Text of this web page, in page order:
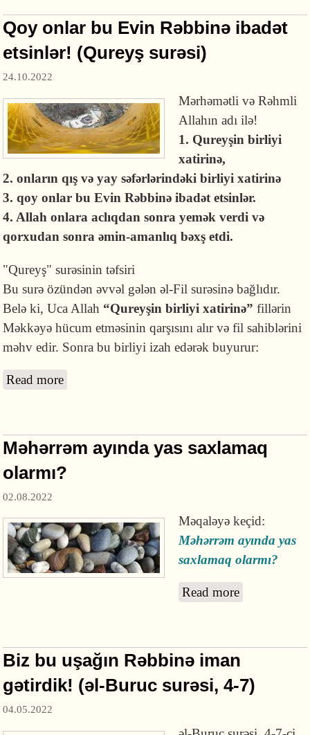
Qoy onlar bu Evin Rəbbinə ibadət
etsinlər! (Qureyş surəsi)
24.10.2022
Mərhəmətli və Rəhmli
Allahın adı ilə!
1. Qureyşin birliyi
xatirinə,
2. onların qış və yay səfərlərindəki birliyi xatirinə
3. qoy onlar bu Evin Rəbbinə ibadət etsinlər.
4. Allah onlara aclıqdan sonra yemək verdi və
qorxudan sonra əmin-amanlıq bəxş etdi.
"Qureyş" surəsinin təfsiri
Bu surə özündən əvvəl gələn əl-Fil surəsinə bağlıdır.
Belə ki, Uca Allah “Qureyşin birliyi xatirinə”fillərin
Məkkəyə hücum etməsinin qarşısını alır və fil sahiblərini
məhv edir. Sonra bu birliyi izah edərək buyurur:
Read more
Məhərrəm ayında yas saxlamaq
olarmı?
02.08.2022
Məqaləyə keçid:
Məhərrəm ayında yas
saxlamaq olarmı?
Read moreabout
saxlamaq
olarmı?
Biz bu uşağın Rəbbinə iman
gətirdik! (əl-Buruc surəsi, 4-7)
04.05.2022